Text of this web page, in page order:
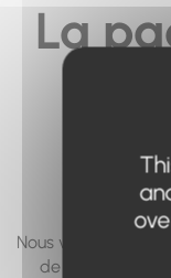
La
Nous vous invitons
de page, ou à